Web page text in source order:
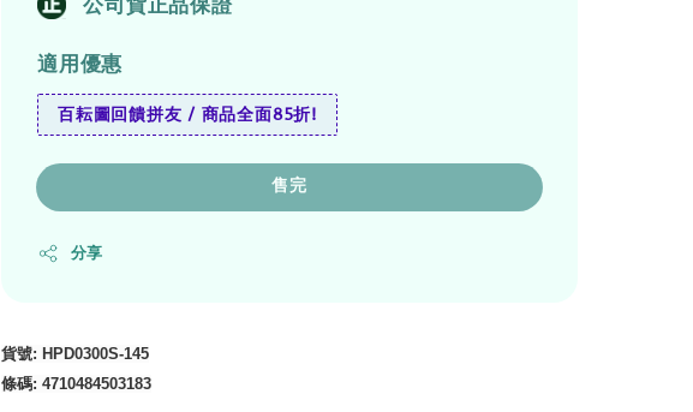
公司貨正品保證
適用優惠
百耘圖回饋拼友 / 商品全面85折!
售完
分享
貨號: HPD0300S-145
條碼: 4710484503183